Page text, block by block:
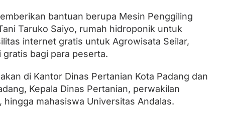
bantuan berupa Mesin Penggiling
Taruko Saiyo, rumah hidroponik untuk
internet gratis untuk Agrowisata Seilar,
bagi para peserta.
di Kantor Dinas Pertanian Kota Padang dan
Kepala Dinas Pertanian, perwakilan
mahasiswa Universitas Andalas.